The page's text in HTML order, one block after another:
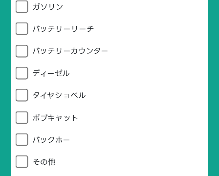
ガソリン
バッテリーリーチ
バッテリーカウンター
ディーゼル
タイヤショベル
ボブキャット
バックホー
その他